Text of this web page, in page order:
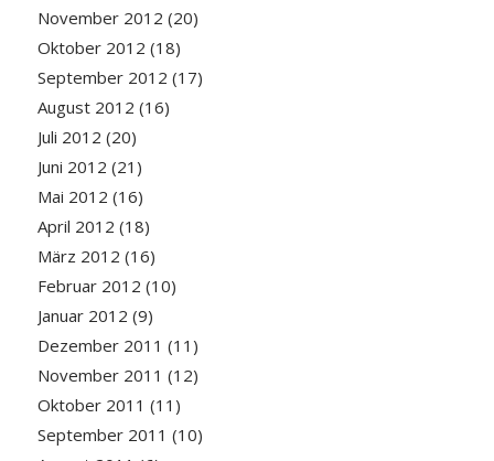
November 2012 (20)
Oktober 2012 (18)
September 2012 (17)
August 2012 (16)
Juli 2012 (20)
Juni 2012 (21)
Mai 2012 (16)
April 2012 (18)
März 2012 (16)
Februar 2012 (10)
Januar 2012 (9)
Dezember 2011 (11)
November 2011 (12)
Oktober 2011 (11)
September 2011 (10)